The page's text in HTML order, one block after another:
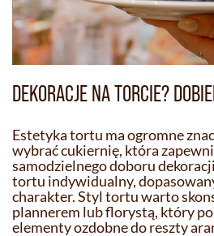
DEKORACJE NA TORCIE?
Estetyka tortu ma ogromne
wybrać cukiernię, która
samodzielnego doboru
tortu indywidualny,
charakter. Styl tortu warto
plannerem lub florystą, który
elementy ozdobne do reszty